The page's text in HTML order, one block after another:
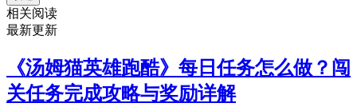
相关阅读
最新更新
《汤姆猫英雄跑酷》每日任务怎么做？闯
关任务完成攻略与奖励详解